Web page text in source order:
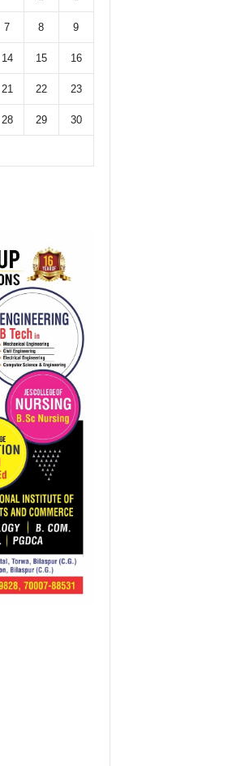
7 8 9
14 15 16
21 22 23
28 29 30